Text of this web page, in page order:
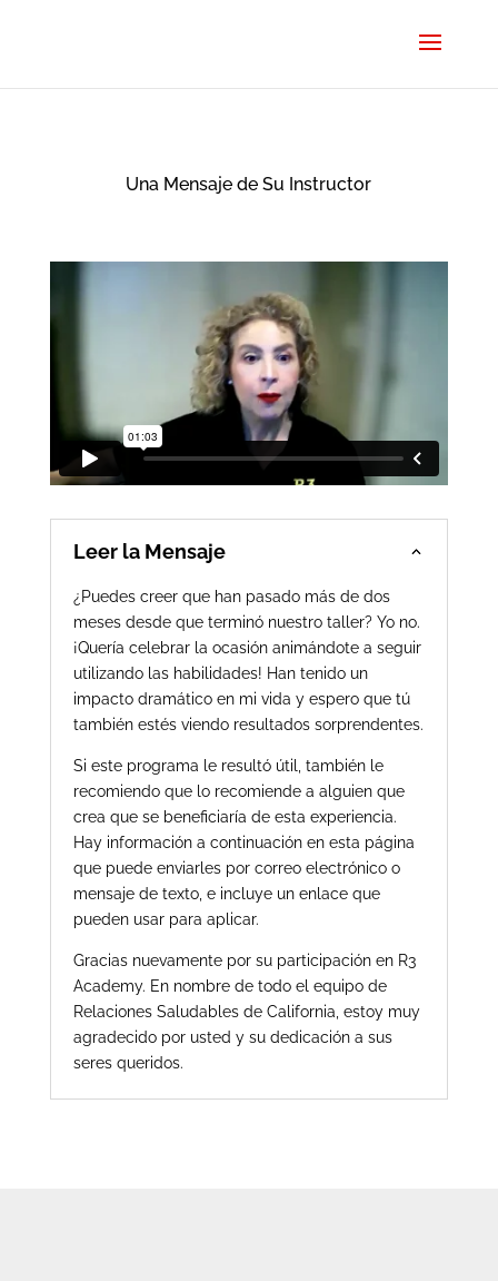
Una Mensaje de Su Instructor
Leer la Mensaje
¿Puedes creer que han pasado más de dos
meses desde que terminó nuestro taller? Yo no.
¡Quería celebrar la ocasión animándote a seguir
utilizando las habilidades! Han tenido un
impacto dramático en mi vida y espero que tú
también estés viendo resultados sorprendentes.
Si este programa le resultó útil, también le
recomiendo que lo recomiende a alguien que
crea que se beneficiaría de esta experiencia.
Hay información a continuación en esta página
que puede enviarles por correo electrónico o
mensaje de texto, e incluye un enlace que
pueden usar para aplicar.
Gracias nuevamente por su participación en R3
Academy. En nombre de todo el equipo de
Relaciones Saludables de California, estoy muy
agradecido por usted y su dedicación a sus
seres queridos.